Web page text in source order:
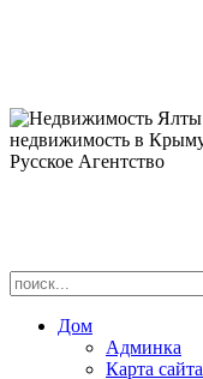
Дом
Админка
Карта сайта